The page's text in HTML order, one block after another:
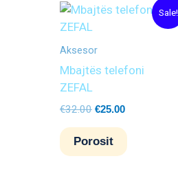
Sale!
Aksesor
Mbajtës telefoni
ZEFAL
€32.00
Original
€32.00.
€25.00
Current
Porosit